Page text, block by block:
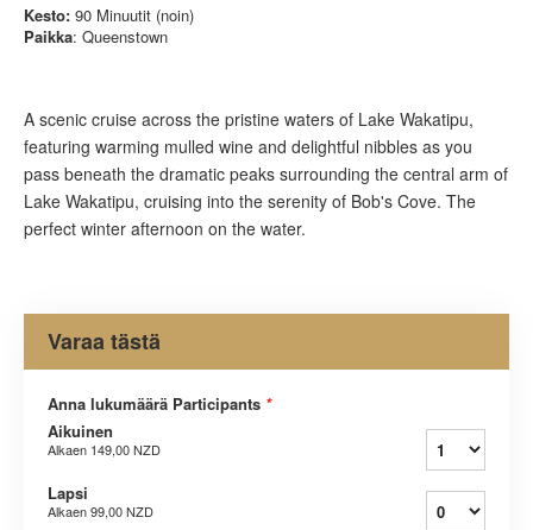
Kesto: 90 Minuutit (noin)
Paikka: Queenstown
A scenic cruise across the pristine waters of Lake Wakatipu,
featuring warming mulled wine and delightful nibbles as you
pass beneath the dramatic peaks surrounding the central arm of
Lake Wakatipu, cruising into the serenity of Bob's Cove. The
perfect winter afternoon on the water.
Varaa tästä
Anna lukumäärä Participants *
Aikuinen
Alkaen 149,00 NZD
Lapsi
Alkaen99,00 NZD